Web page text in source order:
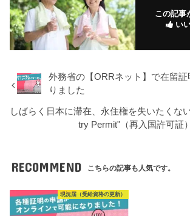
この記事
い
外務省の【ORRネット】で在留
りました
しばらく日本に滞在、永住権を失いたくな
try Permit"（再入国許可証
RECOMMEND こちらの記事も人気です。
現況届（受給資格の更新）